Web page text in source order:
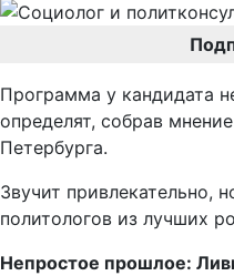
Программа у кандидата
определят, собрав
Петербурга.
Звучит привлекательно,
политологов из лучших
Непростое прошлое: